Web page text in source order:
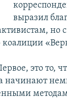
выразил
но
коалиции
это то,
начинают